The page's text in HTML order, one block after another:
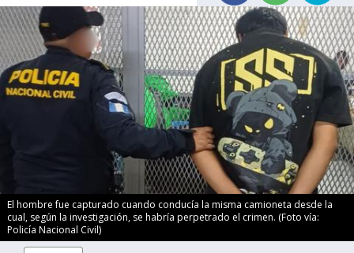
El hombre fue capturado cuando conducía la misma camioneta desde la
cual, según la investigación, se habría perpetrado el crimen. (Foto vía:
Policía Nacional Civil)